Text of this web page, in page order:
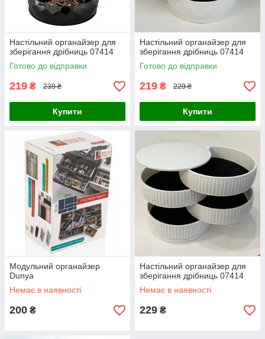
Настільний органайзер для
зберігання дрібниць 07414
Готово до відправки
219 ₴ 239 ₴
Купити
Настільний органайзер для
зберігання дрібниць 07414
Готово до відправки
219 ₴ 229 ₴
Купити
Модульний органайзер
Dunya
Немає в наявності
200 ₴
Настільний органайзер для
зберігання дрібниць 07414
Немає в наявності
229 ₴